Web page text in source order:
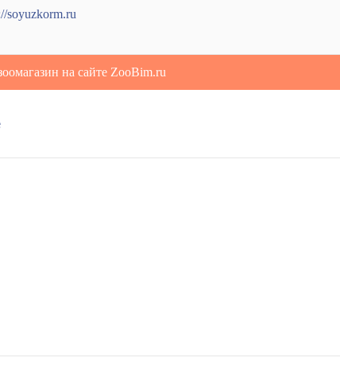
soyuzkorm.ru
на сайте ZooBim.ru